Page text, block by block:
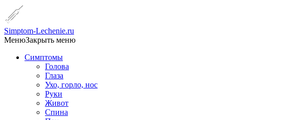
Simptom-Lechenie.ru
МенюЗакрыть меню
Симптомы
Голова
Глаза
Ухо, горло, нос
Руки
Живот
Спина